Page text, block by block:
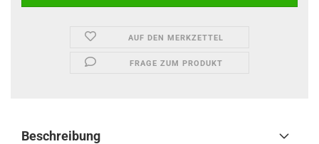
AUF DEN MERKZETTEL
FRAGE ZUM PRODUKT
Beschreibung